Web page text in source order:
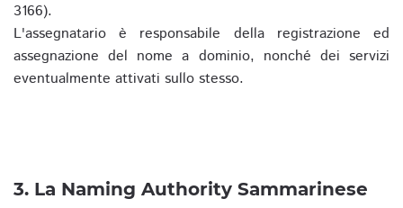
3166).
L'assegnatario è responsabile della registrazione ed
assegnazione del nome a dominio, nonché dei servizi
eventualmente attivati sullo stesso.
3. La Naming Authority Sammarinese